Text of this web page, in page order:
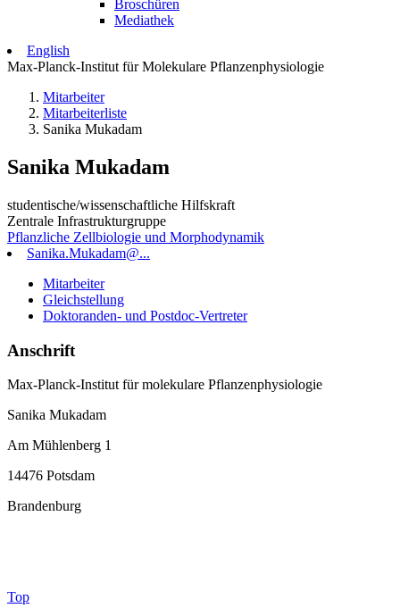
Broschüren
Mediathek
English
Max-Planck-Institut für Molekulare Pflanzenphysiologie
Mitarbeiter
Mitarbeiterliste
Sanika Mukadam
Sanika Mukadam
studentische/wissenschaftliche Hilfskraft
Zentrale Infrastrukturgruppe
Pflanzliche Zellbiologie und Morphodynamik
Sanika.Mukadam@...
Mitarbeiter
Gleichstellung
Doktoranden- und Postdoc-Vertreter
Anschrift
Max-Planck-Institut für molekulare Pflanzenphysiologie
Sanika Mukadam
Am Mühlenberg 1
14476 Potsdam
Brandenburg
Top